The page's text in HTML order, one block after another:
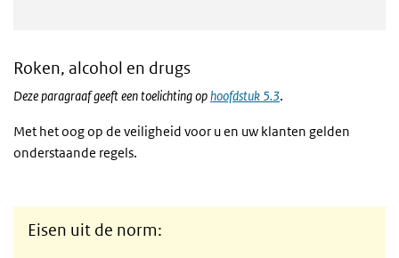
Roken, alcohol en drugs
Deze paragraaf geeft een toelichting ophoofdstuk 5.3.
Met het oog op de veiligheid voor u en uw klanten gelden
onderstaande regels.
Eisen uit de norm: